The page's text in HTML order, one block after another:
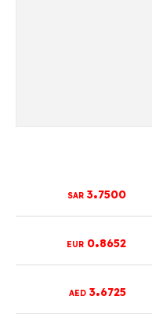
3.7500
SAR
0.8652
EUR
3.6725
AED